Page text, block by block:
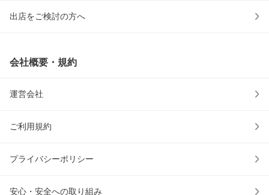
出店をご検討の方へ
会社概要・規約
運営会社
ご利用規約
プライバシーポリシー
安心・安全への取り組み